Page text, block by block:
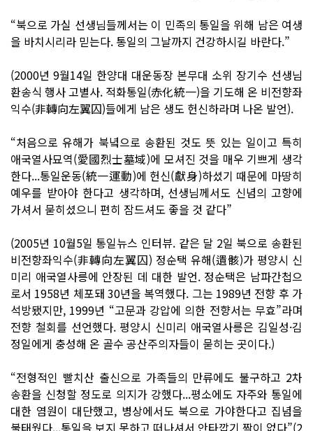
“북으로 가실 선생님들께서는 이 민족의 통일을 위해 남은 여생
을 바치시리라 믿는다. 통일의 그날까지 건강하시길 바란다.”
(2000년 9월14일 한양대 대운동장 본무대 소위 장기수 선생님
환송식 행사 고별사. 적화통일(赤化統一)을 기도해 온 비전향좌
익수(非轉向左翼囚)들에게 남은 생도 헌신하라며 나온 발언).
“처음으로 유해가 북녘으로 송환된 것도 뜻 있는 일이고 특히
애국열사묘역(愛國烈士墓域)에 모셔진 것을 매우 기쁘게 생각
한다...통일운동(統一運動)에 헌신(獻身)하셨기 때문에 마땅히
예우를 받아야 한다고 생각하며, 선생님께서도 신념의 고향에
가셔서 묻히셨으니 편히 잠드셔도 좋을 것 같다”
(2005년 10월5일 통일뉴스 인터뷰. 같은 달 2일 북으로 송환된
비전향좌익수(非轉向左翼囚) 정순택 유해(遺骸)가 평양시 신
미리 애국열사릉에 안장된 데 대한 발언. 정순택은 남파간첩으
로서 1958년 체포돼 30년을 복역했다. 그는 1989년 전향 후 가
석방됐지만, 1999년 “고문과 강압에 의한 전향서는 무효”라며
전향 철회를 선언했다. 평양시 신미리 애국열사릉은 김일성·김
정일에게 충성해 온 골수 공산주의자들이 묻히는 곳이다.)
“전형적인 빨치산 출신으로 가족들의 만류에도 불구하고 2차
송환을 신청할 정도로 의지가 강했다...평소에도 자주와 통일에
대한 염원이 대단했고, 병상에서도 북으로 가야한다고 집념을
불태웠다...통일을 보지 못하고 떠나셔서 안타깝기 짝이 없다”(2